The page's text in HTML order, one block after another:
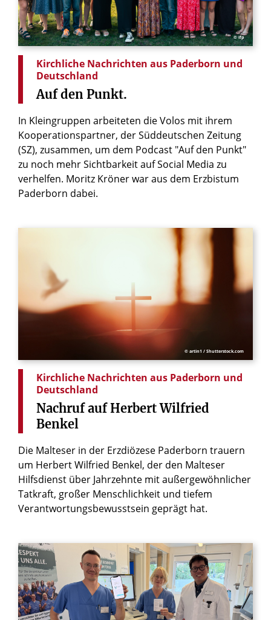
© ifp
Kirchliche Nachrichten aus Paderborn und
Deutschland
Auf den Punkt.
In Kleingruppen arbeiteten die Volos mit ihrem
Kooperationspartner, der Süddeutschen Zeitung
(SZ), zusammen, um dem Podcast "Auf den Punkt"
zu noch mehr Sichtbarkeit auf Social Media zu
verhelfen. Moritz Kröner war aus dem Erzbistum
Paderborn dabei.
© artin1 / Shutterstock.com
Kirchliche Nachrichten aus Paderborn und
Deutschland
Nachruf auf Herbert Wilfried
Benkel
Die Malteser in der Erzdiözese Paderborn trauern
um Herbert Wilfried Benkel, der den Malteser
Hilfsdienst über Jahrzehnte mit außergewöhnlicher
Tatkraft, großer Menschlichkeit und tiefem
Verantwortungsbewusstsein geprägt hat.